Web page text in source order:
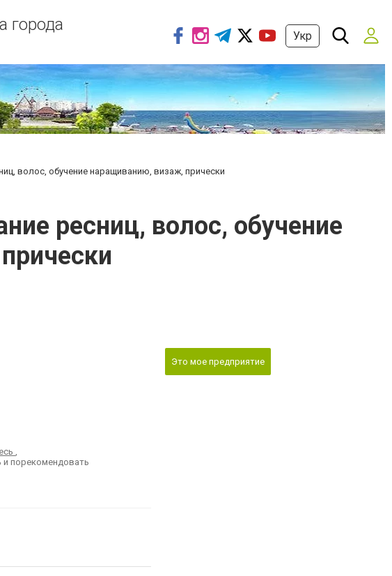
города
Укр
волос, обучение наращиванию, визаж, прически
ресниц, волос, обучение
,
и порекомендовать
Это мое предприятие